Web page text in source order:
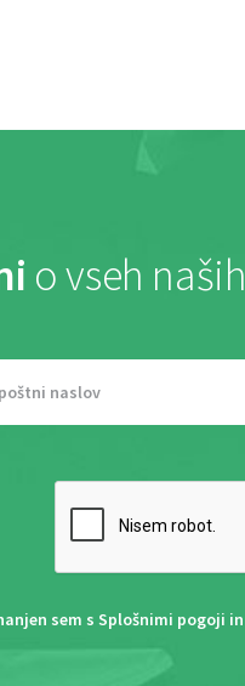
o vseh
sem s Splošnimi pogoji